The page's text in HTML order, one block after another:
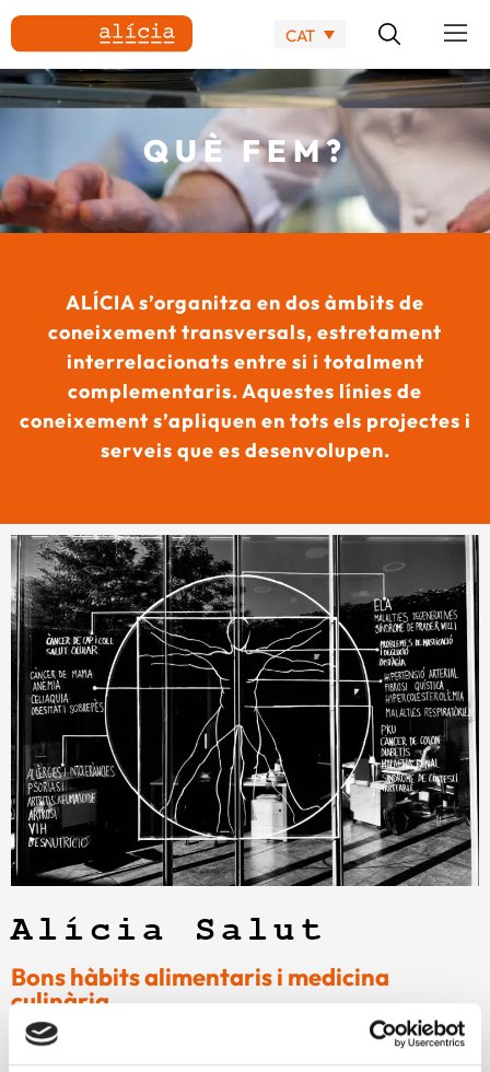
CAT
QUÈ FEM?
ALÍCIA s’organitza en dos àmbits de
coneixement transversals, estretament
interrelacionats entre si i totalment
complementaris. Aquestes línies de
coneixement s’apliquen en tots els projectes i
serveis que es desenvolupen.
Alícia Salut
Bons hàbits alimentaris i medicina
culinària
Millorar la salut i els hàbits alimentaris de les persones,